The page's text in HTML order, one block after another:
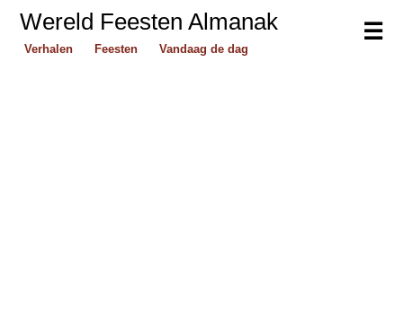
☰
Wereld Feesten Almanak
Verhalen Feesten Vandaag de dag